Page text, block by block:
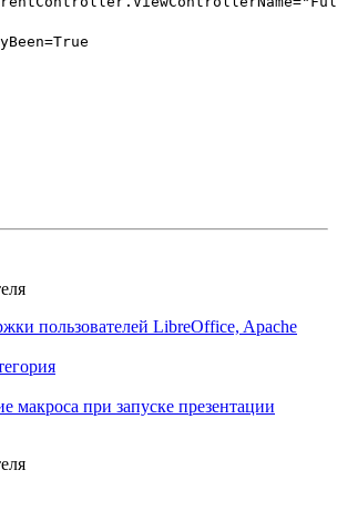
пользователей LibreOffice, Apache
макроса при запуске презентации